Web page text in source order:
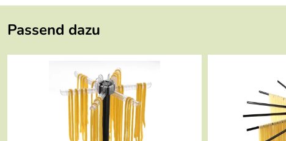
Übersicht Q20-Artikel von GEFU (1.880kB)
Hier erfahren Sie alles über Nudeln, ihre Herstellung und
Wenn Sie mehr über die toscanische Küche und Rezepte
Wenn Sie mehr über die Zubereitung von Nudeln erfahren
Wenn Sie wissen wollen, wie man frische Pasta mit einer
Passend dazu